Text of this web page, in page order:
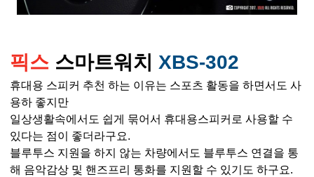
픽스 스마트워치 XBS-302
휴대용 스피커 추천 하는 이유는 스포츠 활동을 하면서도 사
용하 좋지만
일상생활속에서도 쉽게 묶어서 휴대용스피커로 사용할 수
있다는 점이 좋더라구요.
블루투스 지원을 하지 않는 차량에서도 블루투스 연결을 통
해 음악감상 및 핸즈프리 통화를 지원할 수 있기도 하구요.